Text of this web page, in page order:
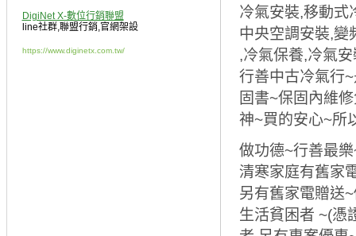
DigiNet X-數位行銷聯盟
line社群,聯盟行銷,官網架設
https://www.diginetx.com.tw/
冷氣安裝,移動式
中央空調安裝,變
,冷氣保養,冷氣
行善中古冷氣行
固書~保固內維
神~買的安心~所
做功德~行善最
清寒家庭有舊家
另有舊家電贈送
生活貧困者 ~(憑